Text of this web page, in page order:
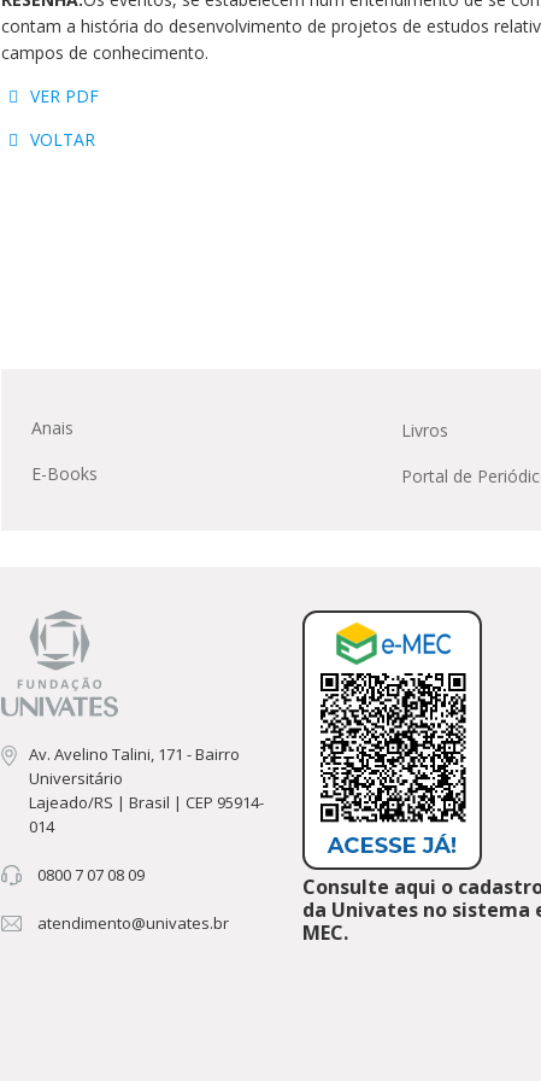
Residências Médicas
Trabalhe Conosco
Orquestra Gustavo Adolfo
Univates
contam a história do desenvolvimento de projetos de estudos
campos de conhecimento.
VER PDF
VOLTAR
Anais
E-Books
Livros
Portal de
Av. Avelino Talini, 171 - Bairro
Universitário
Lajeado/RS | Brasil | CEP 95914-
014
0800 7 07 08 09
atendimento@univates.br
Consulte aqui o
da Univates no sistema
MEC.